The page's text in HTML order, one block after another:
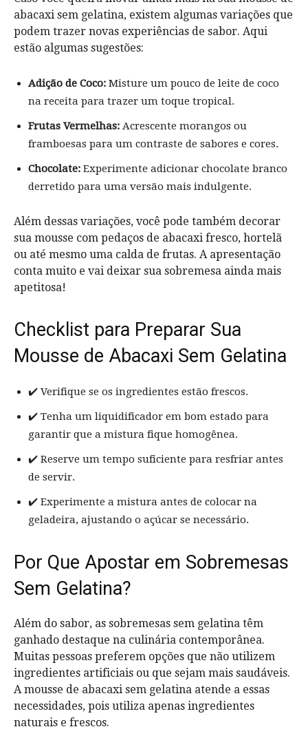
abacaxi sem gelatina, existem algumas variações que
podem trazer novas experiências de sabor. Aqui
estão algumas sugestões:
Adição de Coco: Misture um pouco de leite de coco
na receita para trazer um toque tropical.
Frutas Vermelhas: Acrescente morangos ou
framboesas para um contraste de sabores e cores.
Chocolate: Experimente adicionar chocolate branco
derretido para uma versão mais indulgente.
Além dessas variações, você pode também decorar
sua mousse com pedaços de abacaxi fresco, hortelã
ou até mesmo uma calda de frutas. A apresentação
conta muito e vai deixar sua sobremesa ainda mais
apetitosa!
Checklist para Preparar Sua
Mousse de Abacaxi Sem Gelatina
✔️ Verifique se os ingredientes estão frescos.
✔️ Tenha um liquidificador em bom estado para
garantir que a mistura fique homogênea.
✔️ Reserve um tempo suficiente para resfriar antes
de servir.
✔️ Experimente a mistura antes de colocar na
geladeira, ajustando o açúcar se necessário.
Por Que Apostar em Sobremesas
Sem Gelatina?
Além do sabor, as sobremesas sem gelatina têm
ganhado destaque na culinária contemporânea.
Muitas pessoas preferem opções que não utilizem
ingredientes artificiais ou que sejam mais saudáveis.
A mousse de abacaxi sem gelatina atende a essas
necessidades, pois utiliza apenas ingredientes
naturais e frescos.